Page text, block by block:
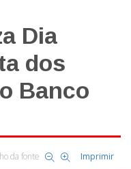
Dia
dos
Banco
da fonte Imprimir